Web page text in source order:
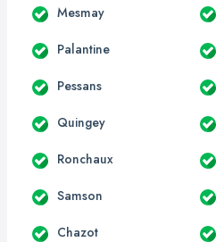
Mesmay
Palantine
Pessans
Quingey
Ronchaux
Samson
Chazot